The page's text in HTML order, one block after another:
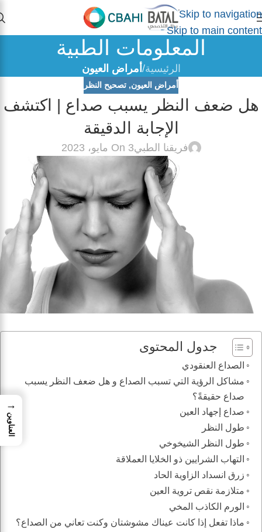
Skip to navigation
Skip to main content
المعلومات الطبية
الرئيسية/ أمراض العيون
أمراض العيون, تصحيح النظر
هل ضعف النظر يسبب صداع | اكتشف
الإجابة الدقيقة
فريقنا الطبيOn 3 مايو، 2023
جدول المحتوى
الصداع العنقودي
مشاكل الرؤية التي تسبب الصداع و هل ضعف النظر يسبب
صداع حقيقةً؟
صداع إجهاد العين
طول النظر
طول النظر الشيخوخي
التهاب الشرايين ذو الخلايا العملاقة
زرق انسداد الزاوية الحاد
متلازمة نقص تروية العين
الورم الكاذب المخي
ماذا تفعل إذا كانت عيناك مشوشتان وكنت تعاني من الصداع؟
→
العناوين